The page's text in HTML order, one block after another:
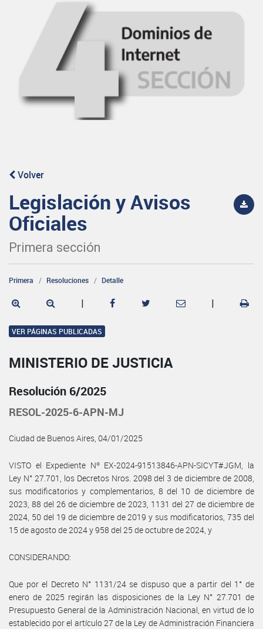
Volver
Legislación y Avisos
Oficiales
Primera sección
Primera Resoluciones Detalle
| |
VER PÁGINAS PUBLICADAS
MINISTERIO DE JUSTICIA
Resolución 6/2025
RESOL-2025-6-APN-MJ
Ciudad de Buenos Aires, 04/01/2025
VISTO el Expediente Nº EX-2024-91513846-APN-SICYT#JGM, la
Ley N° 27.701, los Decretos Nros. 2098 del 3 de diciembre de 2008,
sus modificatorios y complementarios, 8 del 10 de diciembre de
2023, 88 del 26 de diciembre de 2023, 1131 del 27 de diciembre de
2024, 50 del 19 de diciembre de 2019 y sus modificatorios, 735 del
15 de agosto de 2024 y 958 del 25 de octubre de 2024, y
CONSIDERANDO:
Que por el Decreto N° 1131/24 se dispuso que a partir del 1° de
enero de 2025 regirán las disposiciones de la Ley N° 27.701 de
Presupuesto General de la Administración Nacional, en virtud de lo
establecido por el artículo 27 de la Ley de Administración Financiera